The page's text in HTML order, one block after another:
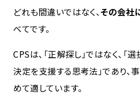
どれも間違いではなく、その会社
べてです。
CPSは、「正解探し」ではなく、「
決定を支援する思考法」であり、
めて適しています。